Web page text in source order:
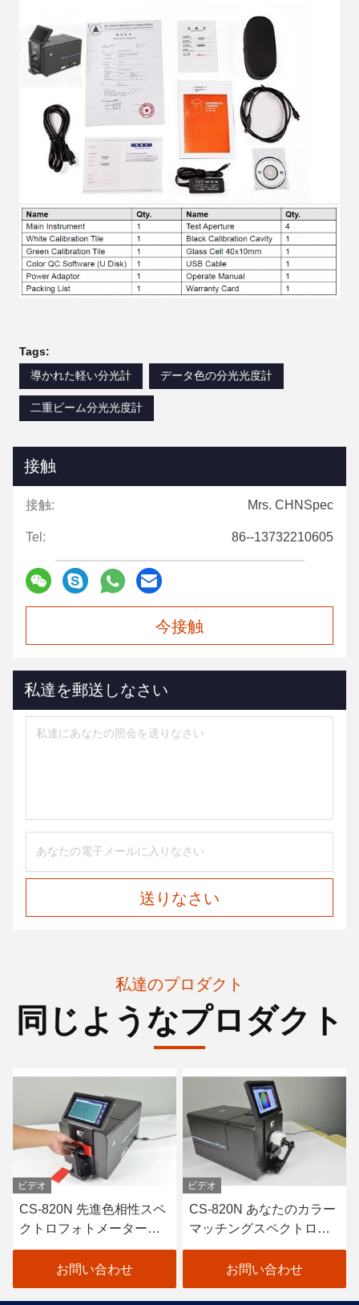
Tags:
導かれた軽い分光計
データ色の分光光度計
二重ビーム分光光度計
接触
接触: Mrs. CHNSpec
Tel: 86--13732210605
今接触
私達を郵送しなさい
送りなさい
私達のプロダクト
同じようなプロダクト
ビデオ
CS-820N 先進色相性スペ
クトロフォトメーターの
紹介
お問い合わせ
ビデオ
CS-820N あなたのカラー
マッチングスペクトロフ
ォトメーターソリューシ
お問い合わせ